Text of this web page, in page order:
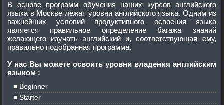
В основе программ обучения наших курсов английского
языка в Москве лежат уровни английского языка. Одним из
важнейших условий продуктивного освоения языка
является правильное определение багажа знаний
желающего изучать английский и, соответствующая ему,
правильно подобранная программа.
У нас Вы можете освоить уровни владения английским
языком :
Beginner
Starter